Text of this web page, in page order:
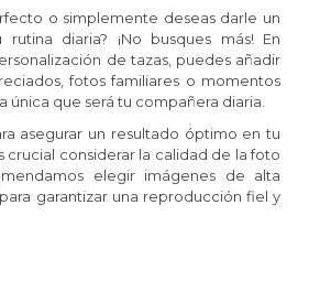
o simplemente deseas darle un
diaria? ¡No busques más! En
de tazas, puedes añadir
fotos familiares o momentos
única que será tu compañera diaria.
asegurar un resultado óptimo en tu
crucial considerar la calidad de la foto
elegir imágenes de alta
garantizar una reproducción fiel y